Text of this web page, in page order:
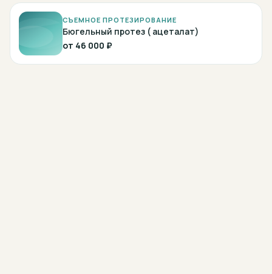
СЪЕМНОЕ ПРОТЕЗИРОВАНИЕ
Бюгельный протез ( ацеталат)
от 46 000 ₽